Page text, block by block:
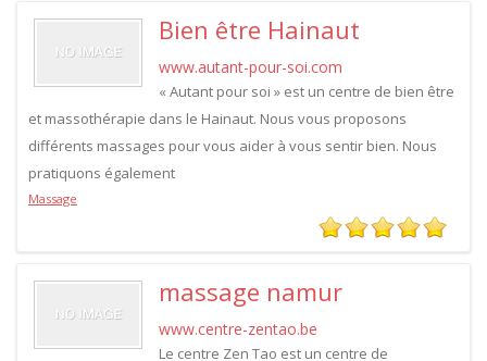
Bien être Hainaut
www.autant-pour-soi.com
« Autant pour soi » est un centre de bien être
et massothérapie dans le Hainaut. Nous vous proposons
différents massages pour vous aider à vous sentir bien. Nous
pratiquons également
Massage
massage namur
www.centre-zentao.be
Le centre Zen Tao est un centre de